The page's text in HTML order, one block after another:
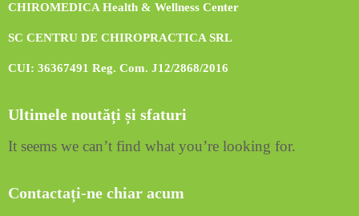
CHIROMEDICA Health & Wellness Center
SC CENTRU DE CHIROPRACTICA SRL
CUI: 36367491 Reg. Com. J12/2868/2016
Ultimele noutăți și sfaturi
It seems we can’t find what you’re looking for.
Contactați-ne chiar acum